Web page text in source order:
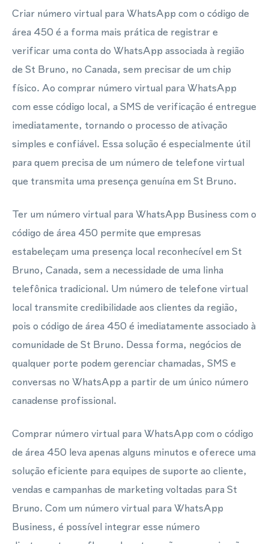
Criar número virtual para WhatsApp com o código de
área 450 é a forma mais prática de registrar e
verificar uma conta do WhatsApp associada à região
de St Bruno, no Canada, sem precisar de um chip
físico. Ao comprar número virtual para WhatsApp
com esse código local, a SMS de verificação é entregue
imediatamente, tornando o processo de ativação
simples e confiável. Essa solução é especialmente útil
para quem precisa de um número de telefone virtual
que transmita uma presença genuína em St Bruno.
Ter um número virtual para WhatsApp Business com o
código de área 450 permite que empresas
estabeleçam uma presença local reconhecível em St
Bruno, Canada, sem a necessidade de uma linha
telefônica tradicional. Um número de telefone virtual
local transmite credibilidade aos clientes da região,
pois o código de área 450 é imediatamente associado à
comunidade de St Bruno. Dessa forma, negócios de
qualquer porte podem gerenciar chamadas, SMS e
conversas no WhatsApp a partir de um único número
canadense profissional.
Comprar número virtual para WhatsApp com o código
de área 450 leva apenas alguns minutos e oferece uma
solução eficiente para equipes de suporte ao cliente,
vendas e campanhas de marketing voltadas para St
Bruno. Com um número virtual para WhatsApp
Business, é possível integrar esse número